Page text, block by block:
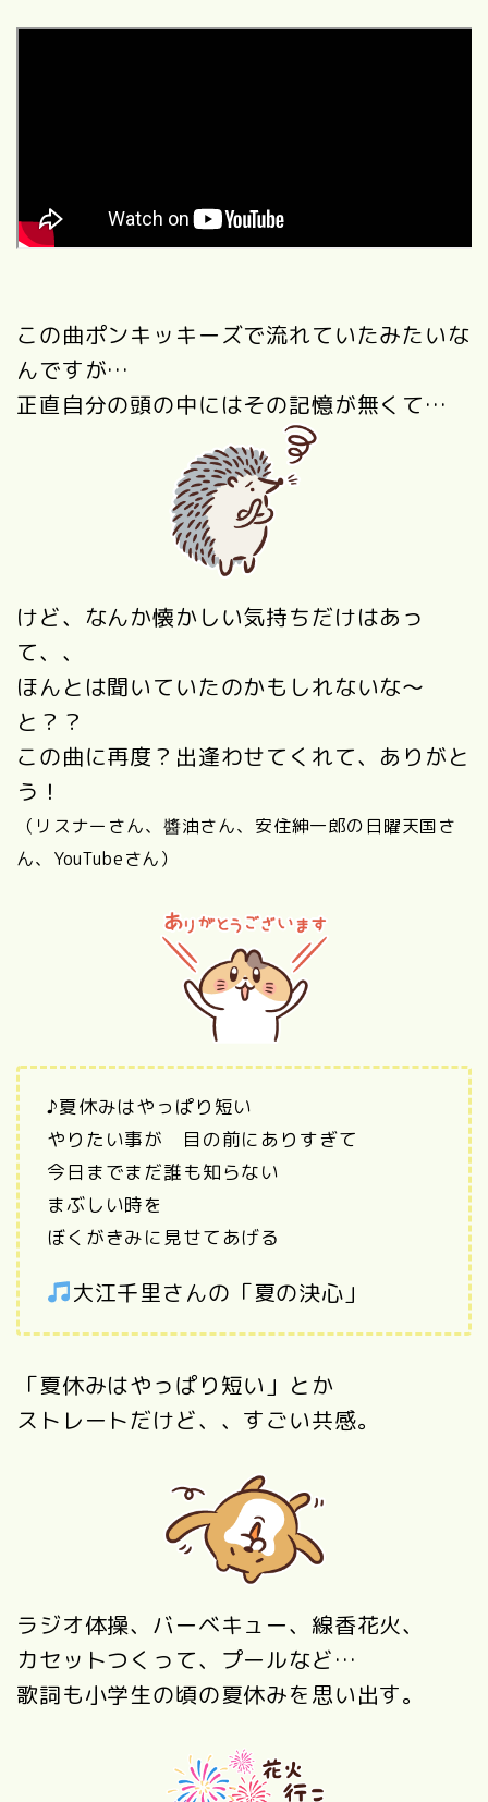
この曲ポンキッキーズで流れていたみたいな
んですが…
正直自分の頭の中にはその記憶が無くて…
けど、なんか懐かしい気持ちだけはあっ
て、、
ほんとは聞いていたのかもしれないな～
と？？
この曲に再度？出逢わせてくれて、ありがと
う！
（リスナーさん、醬油さん、安住紳一郎の日曜天国さ
ん、YouTubeさん）
♪夏休みはやっぱり短い
やりたい事が 目の前にありすぎて
今日までまだ誰も知らない
まぶしい時を
ぼくがきみに見せてあげる
大江千里さんの「夏の決心」
「夏休みはやっぱり短い」とか
ストレートだけど、、すごい共感。
ラジオ体操、バーベキュー、線香花火、
カセットつくって、プールなど…
歌詞も小学生の頃の夏休みを思い出す。